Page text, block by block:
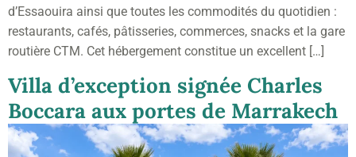
d’Essaouira ainsi que toutes les commodités du quotidien :
restaurants, cafés, pâtisseries, commerces, snacks et la gare
routière CTM. Cet hébergement constitue un excellent […]
Villa d’exception signée Charles
Boccara aux portes de Marrakech